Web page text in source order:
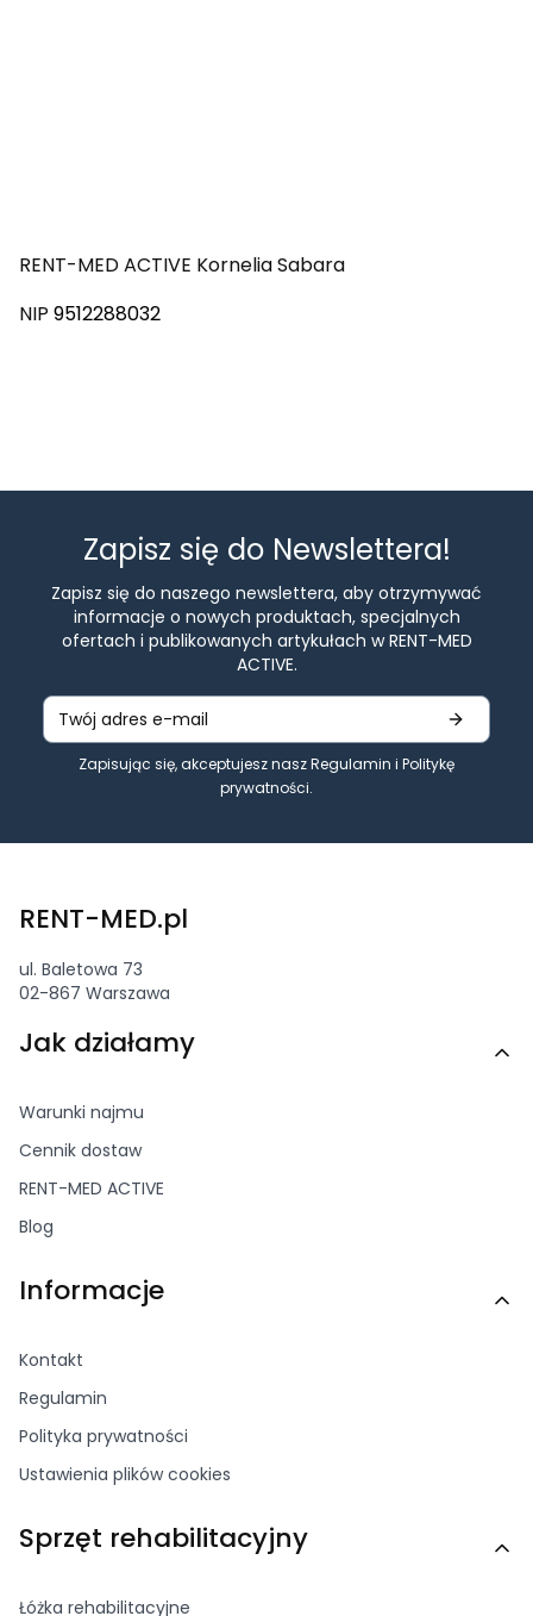
RENT-MED ACTIVE Kornelia Sabara
NIP 9512288032
Zapisz się do Newslettera!
Zapisz się do naszego newslettera, aby otrzymywać
informacje o nowych produktach, specjalnych
ofertach i publikowanych artykułach w RENT-MED
ACTIVE.
Zapisując się, akceptujesz naszRegulamin i Politykę
prywatności.
RENT-MED.pl
ul. Baletowa 73
02-867 Warszawa
Linki w stopce
Jak działamy
Warunki najmu
Cennik dostaw
RENT-MED ACTIVE
Blog
Informacje
Kontakt
Regulamin
Polityka prywatności
Ustawienia plików cookies
Sprzęt rehabilitacyjny
Łóżka rehabilitacyjne